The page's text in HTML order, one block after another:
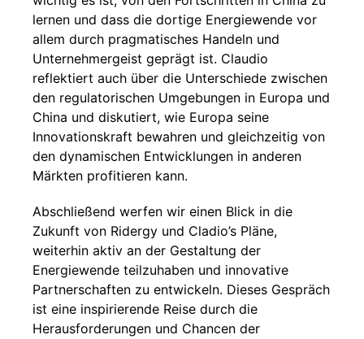
lernen und dass die dortige Energiewende vor
allem durch pragmatisches Handeln und
Unternehmergeist geprägt ist. Claudio
reflektiert auch über die Unterschiede zwischen
den regulatorischen Umgebungen in Europa und
China und diskutiert, wie Europa seine
Innovationskraft bewahren und gleichzeitig von
den dynamischen Entwicklungen in anderen
Märkten profitieren kann.
Abschließend werfen wir einen Blick in die
Zukunft von Ridergy und Cladio’s Pläne,
weiterhin aktiv an der Gestaltung der
Energiewende teilzuhaben und innovative
Partnerschaften zu entwickeln. Dieses Gespräch
ist eine inspirierende Reise durch die
Herausforderungen und Chancen der